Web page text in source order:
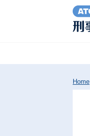
Home